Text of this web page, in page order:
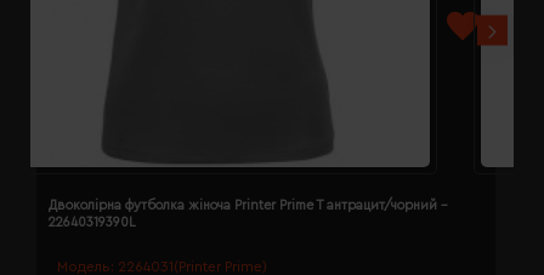
Модель: 2264031(Printer Prime)
Двоколірна футболка жіноча Printer Prime T антрацит/чорний -
22640319390L